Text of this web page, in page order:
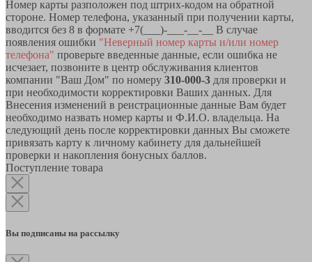
Номер карты разположен под штрих-кодом на обратной
стороне. Номер телефона, указанный при получении карты,
вводится без 8 в формате +7(___)-___-__-__ В случае
появления ошибки "Неверный номер карты и/или номер
телефона" проверьте введенные данные, если ошибка не
исчезает, позвоните в центр обслуживания клиентов
компании "Ваш Дом" по номеру 310-000-3 для проверки и
при необходимости корректировки Ваших данных. Для
Внесения изменений в реистрационные данные Вам будет
необходимо назвать номер карты и Ф.И.О. владельца. На
следующий день после корректировки данных Вы сможете
привязать карту к личному кабинету для дальнейшей
проверки и накопления бонусных баллов.
Поступление товара
Вы подписаны на рассылку